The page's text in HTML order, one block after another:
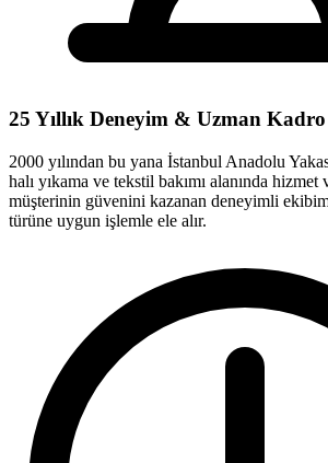
25 Yıllık Deneyim & Uzman Kadro
2000 yılından bu yana İstanbul Anadolu
halı yıkama ve tekstil bakımı alanında
müşterinin güvenini kazanan deneyimli
türüne uygun işlemle ele alır.